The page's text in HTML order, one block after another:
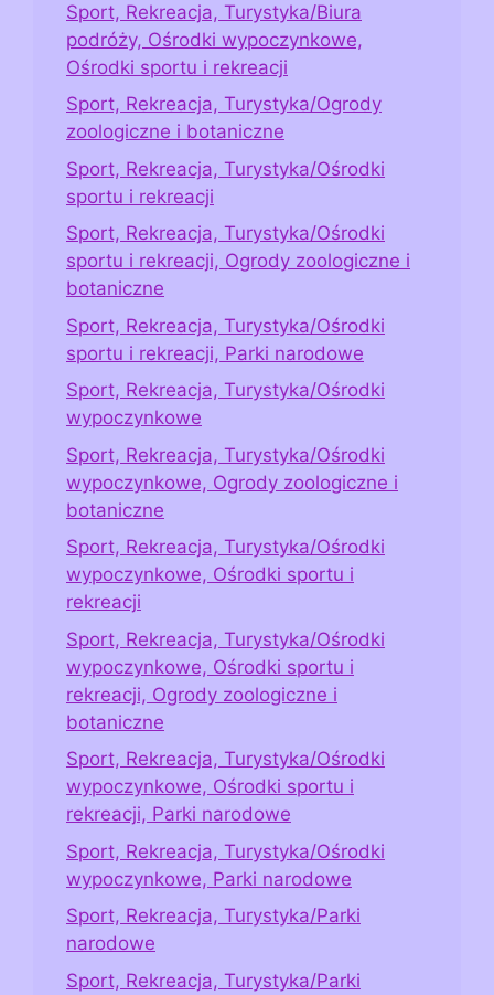
Sport, Rekreacja, Turystyka/Biura
podróży, Ośrodki wypoczynkowe,
Ośrodki sportu i rekreacji
Sport, Rekreacja, Turystyka/Ogrody
zoologiczne i botaniczne
Sport, Rekreacja, Turystyka/Ośrodki
sportu i rekreacji
Sport, Rekreacja, Turystyka/Ośrodki
sportu i rekreacji, Ogrody zoologiczne i
botaniczne
Sport, Rekreacja, Turystyka/Ośrodki
sportu i rekreacji, Parki narodowe
Sport, Rekreacja, Turystyka/Ośrodki
wypoczynkowe
Sport, Rekreacja, Turystyka/Ośrodki
wypoczynkowe, Ogrody zoologiczne i
botaniczne
Sport, Rekreacja, Turystyka/Ośrodki
wypoczynkowe, Ośrodki sportu i
rekreacji
Sport, Rekreacja, Turystyka/Ośrodki
wypoczynkowe, Ośrodki sportu i
rekreacji, Ogrody zoologiczne i
botaniczne
Sport, Rekreacja, Turystyka/Ośrodki
wypoczynkowe, Ośrodki sportu i
rekreacji, Parki narodowe
Sport, Rekreacja, Turystyka/Ośrodki
wypoczynkowe, Parki narodowe
Sport, Rekreacja, Turystyka/Parki
narodowe
Sport, Rekreacja, Turystyka/Parki